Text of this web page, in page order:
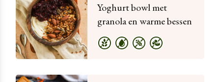
Yoghurt bowl met
granola en warme bessen